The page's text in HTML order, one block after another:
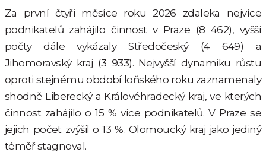
Za první čtyři měsíce roku 2026 zdaleka nejvíce
podnikatelů zahájilo činnost v Praze (8 462), vyšší
počty dále vykázaly Středočeský (4 649) a
Jihomoravský kraj (3 933). Nejvyšší dynamiku růstu
oproti stejnému období loňského roku zaznamenaly
shodně Liberecký a Královéhradecký kraj, ve kterých
činnost zahájilo o 15 % více podnikatelů. V Praze se
jejich počet zvýšil o 13 %. Olomoucký kraj jako jediný
téměř stagnoval.